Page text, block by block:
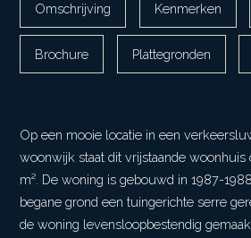
Omschrijving Kenmerken
Brochure Plattegronden
Op een mooie locatie in een
woonwijk staat dit vrijstaande woonhuis
m². De woning is gebouwd in 1987-
begane grond een tuingerichte serre
de woning levensloopbestendig